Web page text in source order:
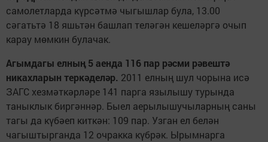
самолетларда күрсәтмә чыгышлар була, 13.00
сәгатьтә 18 яшьтән башлап теләгән кешеләргә очып
карау мөмкин булачак.
Агымдагы елның 5 аенда 116 пар рәсми рәвештә
никахларын теркәделәр. 2011 елның шул чорына исә
ЗАГС хезмәткәрләре 141 парга язылышу турында
таныклык биргәннәр. Быел аерылышучыларның саны
тагы да күбәеп киткән: 109 пар. Узган ел белән
чагыштырганда 12 очракка күбрәк. Ырымнарга